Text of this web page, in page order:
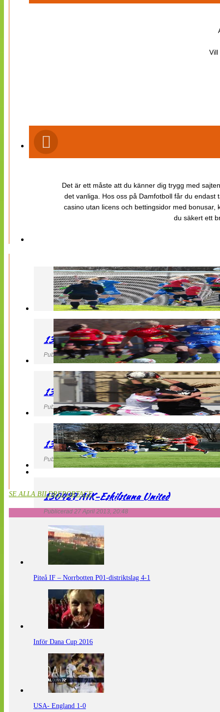
Vill
Det är ett måste att du känner dig trygg med
det vanliga. Hos oss på Damfotboll får du
casino utan licens och bettingsidor med
du säkert ett
130427 LB 07 – QBIK
Publicerad 27 April 2013, 22:40
130427 IF Limhamn Bunkeflo – QBIK
Publicerad 27 April 2013, 21:10
130427 LdB FC Malmö – Mallbackens IF
Publicerad 27 April 2013, 20:54
130427 AIK-Eskilstuna United
Publicerad 27 April 2013, 20:48
SE ALLA BILDREPORTAGE
Piteå IF – Norrbotten P01-distriktslag 4-1
Inför Dana Cup 2016
USA- England 1-0